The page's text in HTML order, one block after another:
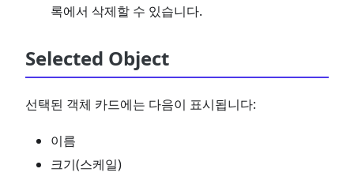
록에서 삭제할 수 있습니다.
Selected Object
선택된 객체 카드에는 다음이 표시됩니다:
이름
크기(스케일)